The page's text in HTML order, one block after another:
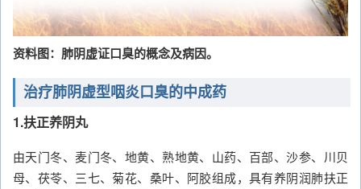
资料图：肺阴虚证口臭的概念及病因。
治疗肺阴虚型咽炎口臭的中成药
1.扶正养阴丸
由天门冬、麦门冬、地黄、熟地黄、山药、百部、沙参、川贝
母、茯苓、三七、菊花、桑叶、阿胶组成，具有养阴润肺扶正